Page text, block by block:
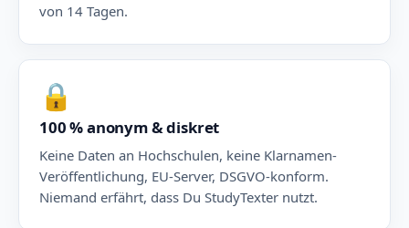
von 14 Tagen.
🔒
100 % anonym & diskret
Keine Daten an Hochschulen, keine Klarnamen-
Veröffentlichung, EU-Server, DSGVO-konform.
Niemand erfährt, dass Du StudyTexter nutzt.